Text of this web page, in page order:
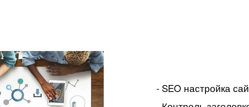
- SEO настройка